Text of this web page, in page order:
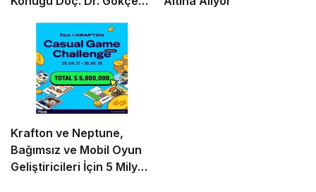
Krafton ve Neptune,
Bağımsız ve Mobil Oyun
Geliştiricileri İçin 5 Milyon